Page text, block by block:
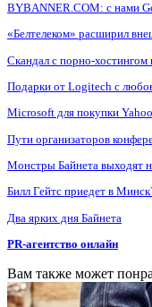
BYBANNER.COM: c нами
«Белтелеком» расширил
Скандал с порно-
Подарки от Logitech с
Microsoft для покупки
Пути организаторов
Монстры Байнета выходят
Билл Гейтс приедет в
Два ярких дня Байнета
PR-агентство онлайн
Вам также может